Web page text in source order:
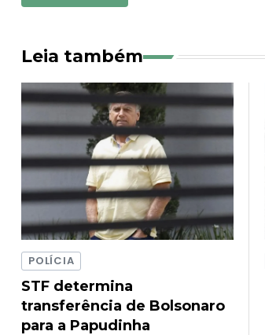
Leia também
POLÍCIA
STF determina
transferência de Bolsonaro
para a Papudinha